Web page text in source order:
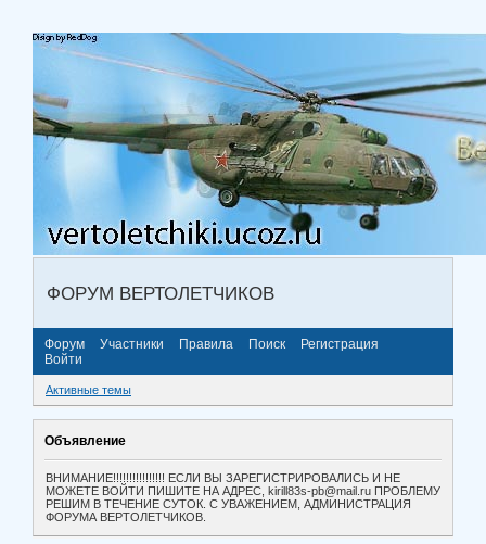
ФОРУМ ВЕРТОЛЕТЧИКОВ
Форум Участники Правила Поиск
Регистрация
Войти
Активные темы
Объявление
ВНИМАНИЕ!!!!!!!!!!!!!!!! ЕСЛИ ВЫ ЗАРЕГИСТРИРОВАЛИСЬ И НЕ
МОЖЕТЕ ВОЙТИ ПИШИТЕ НА АДРЕС, kirill83s-pb@mail.ru ПРОБЛЕМУ
РЕШИМ В ТЕЧЕНИЕ СУТОК. С УВАЖЕНИЕМ, АДМИНИСТРАЦИЯ
ФОРУМА ВЕРТОЛЕТЧИКОВ.